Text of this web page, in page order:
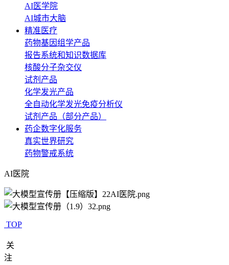
AI医学院
AI城市大脑
精准医疗
药物基因组学产品
报告系统和知识数据库
核酸分子杂交仪
试剂产品
化学发光产品
全自动化学发光免疫分析仪
试剂产品（部分产品）
药企数字化服务
真实世界研究
药物警戒系统
AI医院
TOP
关
注